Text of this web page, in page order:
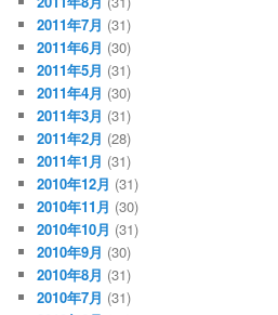
2011年7月 (31)
2011年6月 (30)
2011年5月 (31)
2011年4月 (30)
2011年3月 (31)
2011年2月 (28)
2011年1月 (31)
2010年12月 (31)
2010年11月 (30)
2010年10月 (31)
2010年9月 (30)
2010年8月 (31)
2010年7月 (31)